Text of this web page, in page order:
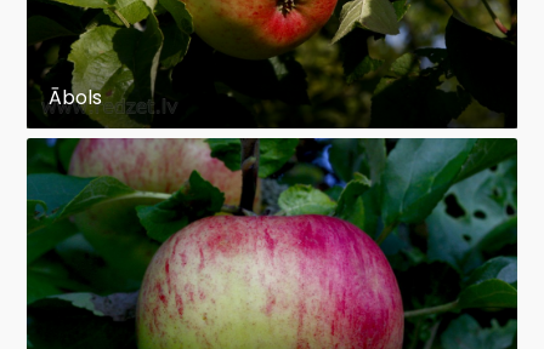
Ābols